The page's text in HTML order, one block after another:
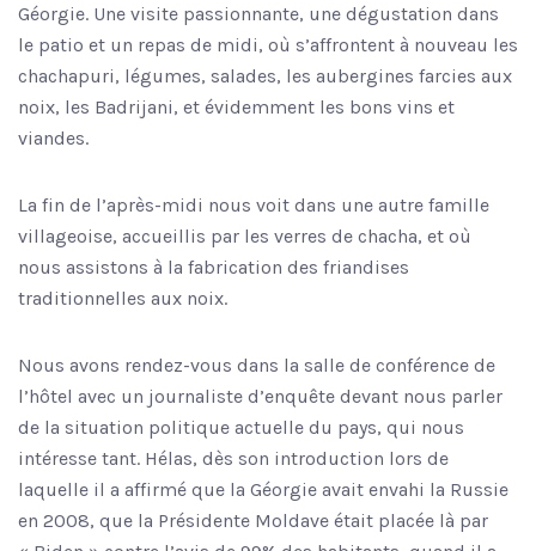
Géorgie. Une visite passionnante, une dégustation dans
le patio et un repas de midi, où s’affrontent à nouveau les
chachapuri, légumes, salades, les aubergines farcies aux
noix, les Badrijani, et évidemment les bons vins et
viandes.
La fin de l’après-midi nous voit dans une autre famille
villageoise, accueillis par les verres de chacha, et où
nous assistons à la fabrication des friandises
traditionnelles aux noix.
Nous avons rendez-vous dans la salle de conférence de
l’hôtel avec un journaliste d’enquête devant nous parler
de la situation politique actuelle du pays, qui nous
intéresse tant. Hélas, dès son introduction lors de
laquelle il a affirmé que la Géorgie avait envahi la Russie
en 2008, que la Présidente Moldave était placée là par